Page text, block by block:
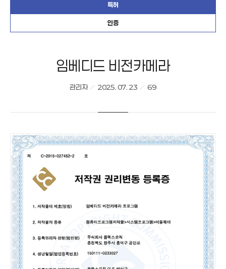
특허
인증
임베디드 비전카메라
관리자 2025. 07. 23 69